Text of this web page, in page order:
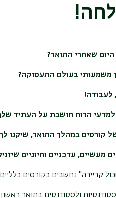
שאחרי התואר?
משמעותי בעולם התעסוקה?
לעבודה!
הרוח חושבת על העתיד שלך
קורסים במהלך התואר, שיקנו לך
מעשיים, עדכניים וחיוניים
קריירה" נחשבים כקורסים
ולסטודנטים בתואר